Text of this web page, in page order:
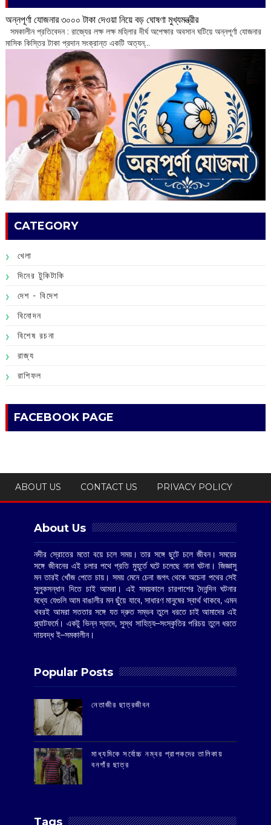
অন্নপূর্ণা যোজনার ৩০০০ টাকা দেওয়া নিয়ে বড় ঘোষণা মুখ্যমন্ত্রীর
সমকালীন প্রতিবেদন : রাজ্যের লক্ষ লক্ষ মহিলার দীর্ঘ অপেক্ষার অবসান ঘটিয়ে অন্নপূর্ণা যোজনার
মাসিক কিস্তির টাকা প্রদান সংক্রান্ত একটি অত্যন্...
CATEGORY
খেলা
দিনের টুকিটাকি
দেশ - বিদেশ
বিনোদন
বিশেষ রচনা
রাজ্য
রাশিফল
FACEBOOK PAGE
ABOUT US CONTACT US PRIVACY POLICY
About Us
নদীর স্রোতের মতো বয়ে চলে সময়। তার সঙ্গে ছুটে চলে জীবন। সময়ের
সঙ্গে জীবনের এই চলার পথে প্রতি মুহূর্তে ঘটে চলেছে নানা ঘটনা। জিজ্ঞাসু
মন তারই খোঁজ পেতে চায়। সময় মেনে চেনা জগৎ থেকে অচেনা পথের সেই
সুলুকসন্ধান দিতে চাই আমরা। এই সময়কালে চারপাশের দৈনন্দিন ঘটনার
মধ্যে যেগুলি আম বাঙালীর মন ছুঁয়ে যাবে, সাধারণ মানুষের স্বার্থ থাকবে, এমন
খবরই আমরা সততার সঙ্গে যত দ্রুত সম্ভব তুলে ধরতে চাই আমাদের এই
প্ল্যাটফর্মে। একটু ভিন্ন স্বাদে, সুস্থ সাহিত্য–সংস্কৃতির পরিচয় তুলে ধরতে
দায়বদ্ধ ই–সমকালীন।
Popular Posts
‌নেতাজীর ছাত্রজীবন
মাধ্যমিকে সর্বোচ্চ নম্বর প্রাপকদের তালিকায়
বনগাঁর ছাত্র
Tags